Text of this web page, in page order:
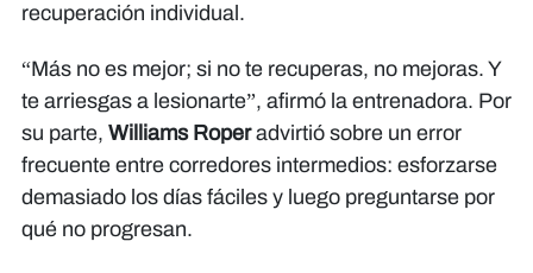
recuperación individual.
“Más no es mejor; si no te recuperas, no mejoras. Y
te arriesgas a lesionarte”, afirmó la entrenadora. Por
su parte, Williams Roperadvirtió sobre un error
frecuente entre corredores intermedios: esforzarse
demasiado los días fáciles y luego preguntarse por
qué no progresan.